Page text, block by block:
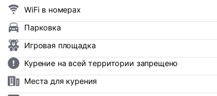
WiFi в номерах
Парковка
Игровая площадка
Курение на всей территории запрещено
Места для курения